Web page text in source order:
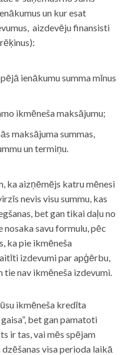
un kur esat
aizdevēju finansisti
ienākumu summa mīnus
ikmēneša maksājumu;
maksājuma summas,
un termiņu.
ka aizņēmējs katru mēnesi
nevis visu summu, kas
bet gan tikai daļu no
savu formulu, pēc
ka pie ikmēneša
izdevumi par apģērbu,
nav ikmēneša izdevumi.
ikmēneša kredīta
bet gan pamatoti
ir tas, vai mēs spējam
visa perioda laikā